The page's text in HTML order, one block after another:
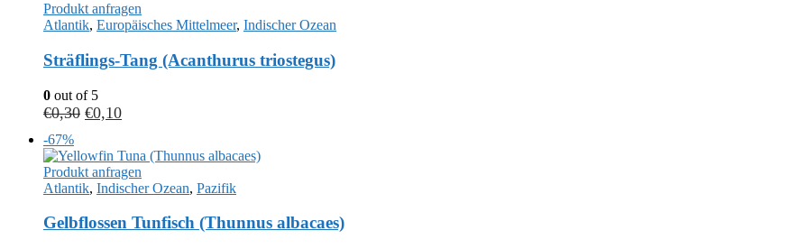
Produkt anfragen
Atlantik, Europäisches Mittelmeer, Indischer Ozean
Sträflings-Tang (Acanthurus triostegus)
0 out of 5
€0,30 €0,10
-67%
Produkt anfragen
Atlantik, Indischer Ozean, Pazifik
Gelbflossen Tunfisch (Thunnus albacaes)